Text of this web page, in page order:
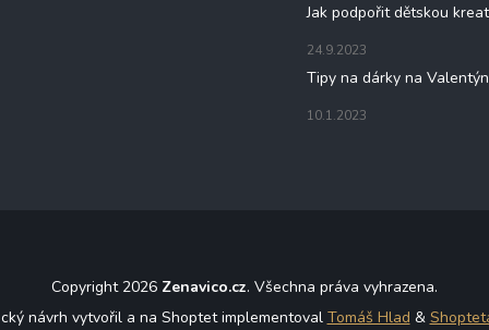
Jak podpořit dětskou
24.9.2023
Tipy na dárky na
10.1.2023
Copyright 2026 Zenavico.cz. Všechna práva vyhrazena.
návrh vytvořil a na Shoptet implementoval Tomáš Hlad &